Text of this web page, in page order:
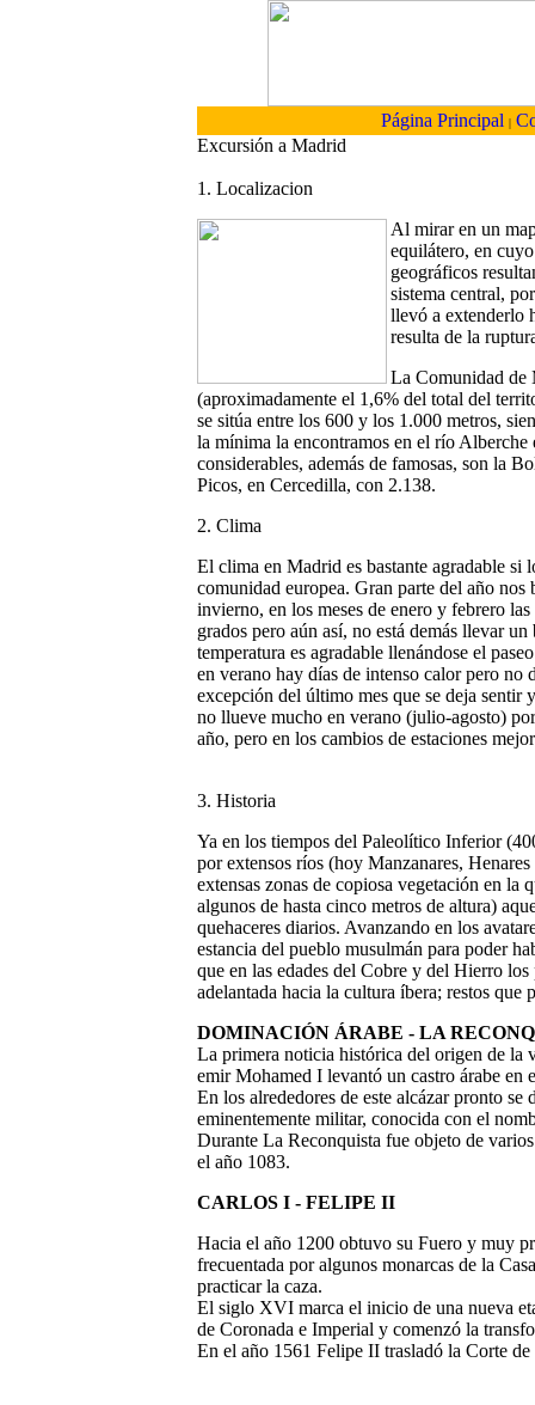
Página Principal |
Excursión a Madrid
1. Localizacion
Al mirar en un
equilátero, en
geográficos
sistema central,
llevó a extenderlo
resulta de la
La Comunidad de
(aproximadamente el 1,6% del total del
se sitúa entre los 600 y los 1.000 metros,
la mínima la encontramos en el río
considerables, además de famosas, son la
Picos, en Cercedilla, con 2.138.
2. Clima
El clima en Madrid es bastante agradable si
comunidad europea. Gran parte del año
invierno, en los meses de enero y febrero
grados pero aún así, no está demás llevar
temperatura es agradable llenándose el
en verano hay días de intenso calor pero no
excepción del último mes que se deja sentir
no llueve mucho en verano (julio-agosto)
año, pero en los cambios de estaciones
3. Historia
Ya en los tiempos del Paleolítico Inferior
por extensos ríos (hoy Manzanares,
extensas zonas de copiosa vegetación en la
algunos de hasta cinco metros de altura)
quehaceres diarios. Avanzando en los
estancia del pueblo musulmán para poder
que en las edades del Cobre y del Hierro
adelantada hacia la cultura íbera; restos
DOMINACIÓN ÁRABE - LA
La primera noticia histórica del origen de
emir Mohamed I levantó un castro árabe en
En los alrededores de este alcázar pronto
eminentemente militar, conocida con el
Durante La Reconquista fue objeto de
el año 1083.
CARLOS I - FELIPE II
Hacia el año 1200 obtuvo su Fuero y muy
frecuentada por algunos monarcas de la
practicar la caza.
El siglo XVI marca el inicio de una nueva
de Coronada e Imperial y comenzó la
En el año 1561 Felipe II trasladó la Corte